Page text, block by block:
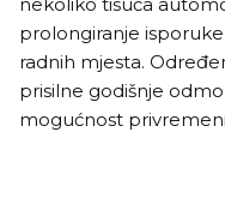
prolongiranje
radnih mjesta.
prisilne godišnje
mogućnost